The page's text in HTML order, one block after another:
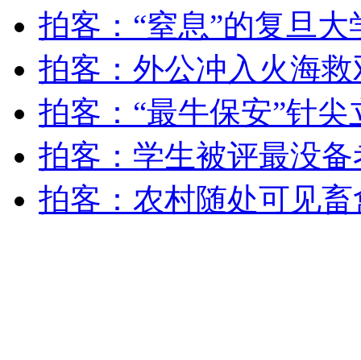
无痛分娩是否安全 医生回应
外交部：反对强权政治霸凌主义
安徽一实载49人客车翻车
拍客：“窒息”的复旦
拍客：外公冲入火海
拍客：“最牛保安”针
拍客：学生被评最没
拍客：农村随处可见